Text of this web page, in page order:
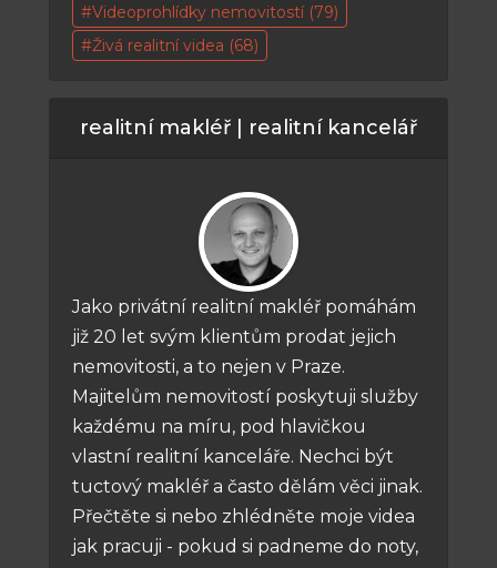
Videoprohlídky nemovitostí(79)
Živá realitní videa (68)
realitní makléř | realitní kancelář
Jako privátní realitní makléř pomáhám
již 20 let svým klientům prodat jejich
nemovitosti, a to nejen v Praze.
Majitelům nemovitostí poskytuji služby
každému na míru, pod hlavičkou
vlastní realitní kanceláře. Nechci být
tuctový makléř a často dělám věci jinak.
Přečtěte si nebo zhlédněte moje videa
jak pracuji - pokud si padneme do noty,